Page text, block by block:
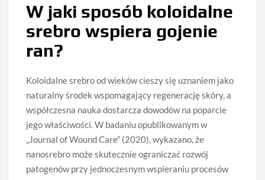
W jaki sposób koloidalne
srebro wspiera gojenie
ran?
Koloidalne srebro od wieków cieszy się uznaniem jako
naturalny środek wspomagający regenerację skóry, a
współczesna nauka dostarcza dowodów na poparcie
jego właściwości. W badaniu opublikowanym w
„Journal of Wound Care” (2020), wykazano, że
nanosrebro może skutecznie ograniczać rozwój
patogenów przy jednoczesnym wspieraniu procesów